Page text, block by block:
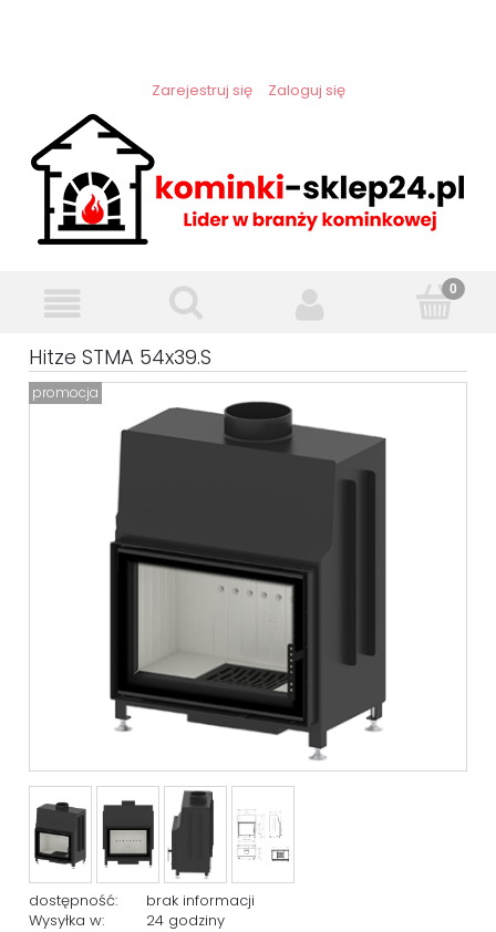
Zarejestruj się Zaloguj się
Hitze STMA 54x39.S
promocja
dostępność:
brak informacji
Wysyłka w:
24 godziny